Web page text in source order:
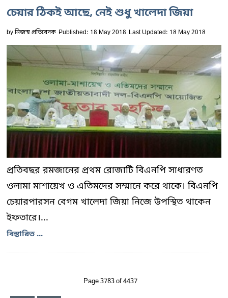
চেয়ার ঠিকই আছে, নেই শুধু খালেদা জিয়া
byনিজস্ব প্রতিবেদক Published: 18 May 2018 Last Updated: 18 May 2018
প্রতিবছর রমজানের প্রথম রোজাটি বিএনপি সাধারণত
ওলামা মাশায়েখ ও এতিমদের সম্মানে করে থাকে। বিএনপি
চেয়ারপারসন বেগম খালেদা জিয়া নিজে উপস্থিত থাকেন
ইফতারে।...
বিস্তারিত ...
Page 3783 of 4437